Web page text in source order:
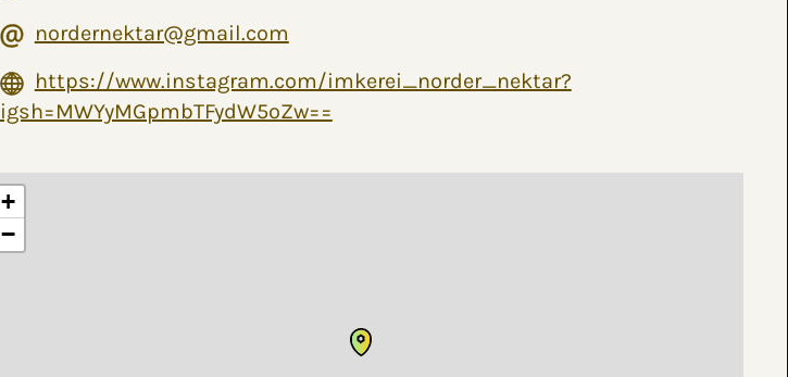
nordernektar@gmail.com
https://www.instagram.com/imkerei_norder_nektar?
igsh=MWYyMGpmbTFydW5oZw==
+
−